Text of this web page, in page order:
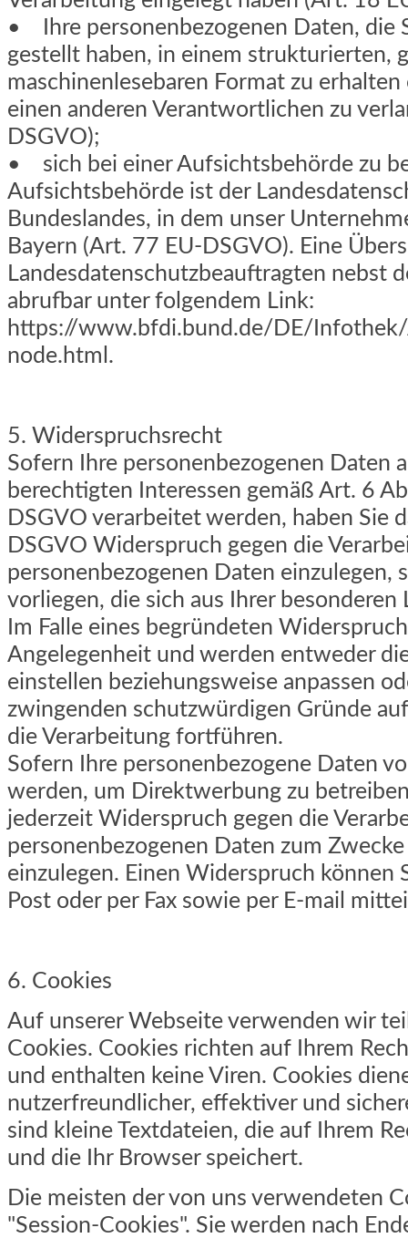
• Ihre personenbezogenen Daten, die
gestellt haben, in einem strukturierten,
maschinenlesebaren Format zu
einen anderen Verantwortlichen zu
DSGVO);
• sich bei einer Aufsichtsbehörde zu
Aufsichtsbehörde ist der
Bundeslandes, in dem unser
Bayern (Art. 77 EU-DSGVO). Eine
Landesdatenschutzbeauftragten nebst
abrufbar unter folgendem Link:
https://www.bfdi.bund.de/DE/
node.html.
5. Widerspruchsrecht
Sofern Ihre personenbezogenen Daten
berechtigten Interessen gemäß Art. 6
DSGVO verarbeitet werden, haben Sie
DSGVO Widerspruch gegen die
personenbezogenen Daten einzulegen,
vorliegen, die sich aus Ihrer
Im Falle eines begründeten
Angelegenheit und werden entweder
einstellen beziehungsweise anpassen
zwingenden schutzwürdigen Gründe
die Verarbeitung fortführen.
Sofern Ihre personenbezogene Daten
werden, um Direktwerbung zu
jederzeit Widerspruch gegen die
personenbezogenen Daten zum
einzulegen. Einen Widerspruch können
Post oder per Fax sowie per E-mail
6. Cookies
Auf unserer Webseite verwenden wir
Cookies. Cookies richten auf Ihrem
und enthalten keine Viren. Cookies
nutzerfreundlicher, effektiver und
sind kleine Textdateien, die auf Ihrem
und die Ihr Browser speichert.
Die meisten der von uns verwendeten
"Session-Cookies". Sie werden nach